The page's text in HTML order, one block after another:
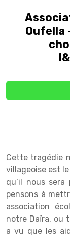
Oufella
Cette tragédie
villageoise est
qu’il nous
pensons à
association
notre Daïra, ou
a vu que les